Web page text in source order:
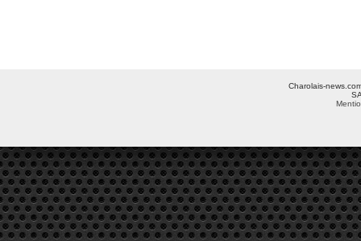
Charolais-